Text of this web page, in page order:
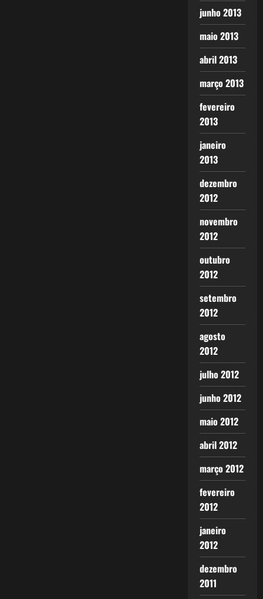
junho 2013
maio 2013
abril 2013
março 2013
fevereiro
2013
janeiro
2013
dezembro
2012
novembro
2012
outubro
2012
setembro
2012
agosto
2012
julho 2012
junho 2012
maio 2012
abril 2012
março 2012
fevereiro
2012
janeiro
2012
dezembro
2011